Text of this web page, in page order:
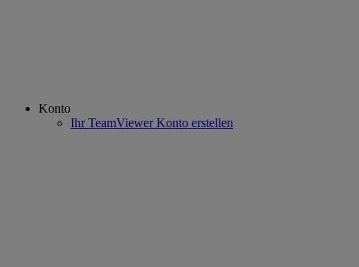
Konto
Ihr TeamViewer Konto erstellen